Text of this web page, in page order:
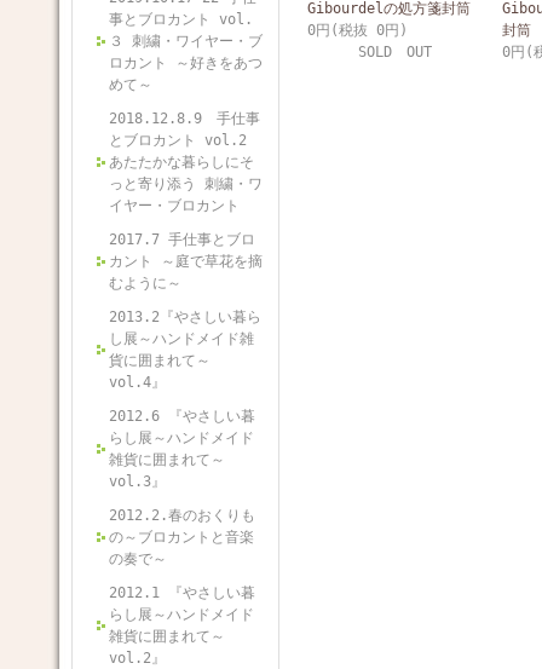
事とブロカント vol.
３ 刺繍・ワイヤー・ブ
ロカント ～好きをあつ
めて～
2018.12.8.9 手仕事
とブロカント vol.2
あたたかな暮らしにそ
っと寄り添う 刺繍・ワ
イヤー・ブロカント
2017.7 手仕事とブロ
カント ～庭で草花を摘
むように～
2013.2『やさしい暮ら
し展～ハンドメイド雑
貨に囲まれて～
vol.4』
2012.6 『やさしい暮
らし展～ハンドメイド
雑貨に囲まれて～
vol.3』
2012.2.春のおくりも
の～ブロカントと音楽
の奏で～
2012.1 『やさしい暮
らし展～ハンドメイド
雑貨に囲まれて～
vol.2』
Gibourdelの処方箋封筒
0円(税抜 0円)
SOLD OUT
封筒
0円(